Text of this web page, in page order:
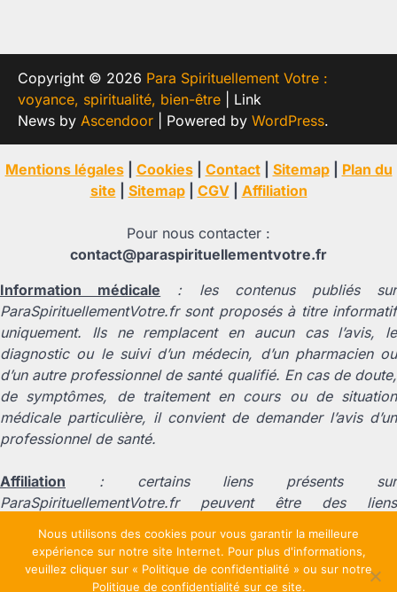
Copyright © 2026 Para Spirituellement Votre :
voyance, spiritualité, bien-être | Link
News by Ascendoor | Powered by WordPress.
Mentions légales| Cookies| Contact| Sitemap| Plan du
site
Sitemap| CGV| Affiliation
Pour nous contacter :
contact@paraspirituellementvotre.fr
Information médicale : les contenus publiés sur
ParaSpirituellementVotre.fr sont proposés à titre informatif
uniquement. Ils ne remplacent en aucun cas l’avis, le
diagnostic ou le suivi d’un médecin, d’un pharmacien ou
d’un autre professionnel de santé qualifié. En cas de doute,
de symptômes, de traitement en cours ou de situation
médicale particulière, il convient de demander l’avis d’un
professionnel de santé.
Affiliation : certains liens présents sur
ParaSpirituellementVotre.fr peuvent être des liens
commission si un achat est effectué après un clic sur l’un
de ces liens, sans coût supplémentaire pour l’utilisateur.
Cette rémunération contribue au fonctionnement du site et
Nous utilisons des cookies pour vous garantir la meilleure
expérience sur notre site Internet. Pour plus d'informations,
veuillez cliquer sur « Politique de confidentialité » ou sur notre
Politique de confidentialité sur ce site.